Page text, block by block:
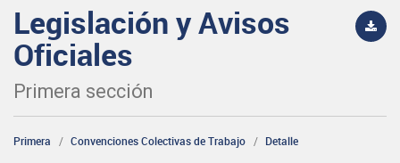
Legislación y Avisos
Oficiales
Primera sección
Primera Convenciones Colectivas de Trabajo Detalle